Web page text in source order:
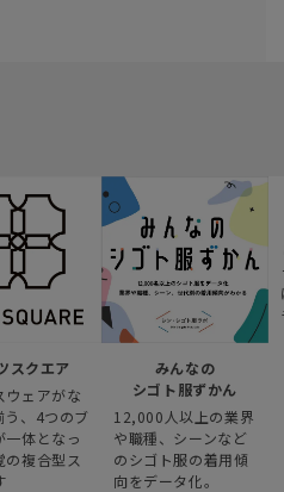
スクエア
ウェアがな
う、4つのブ
一体となっ
の複合型ス
みんなの
シゴト服ずかん
12,000人以上の業界
や職種、シーンなど
のシゴト服の着用傾
向をデータ化。